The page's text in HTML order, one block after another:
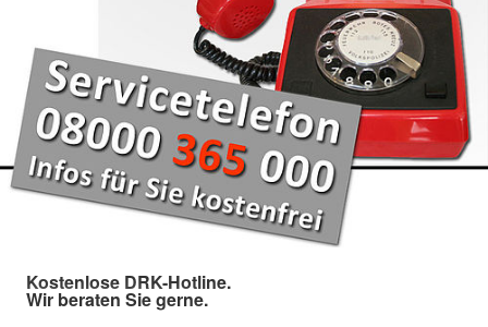
Kostenlose DRK-Hotline.
Wir beraten Sie gerne.